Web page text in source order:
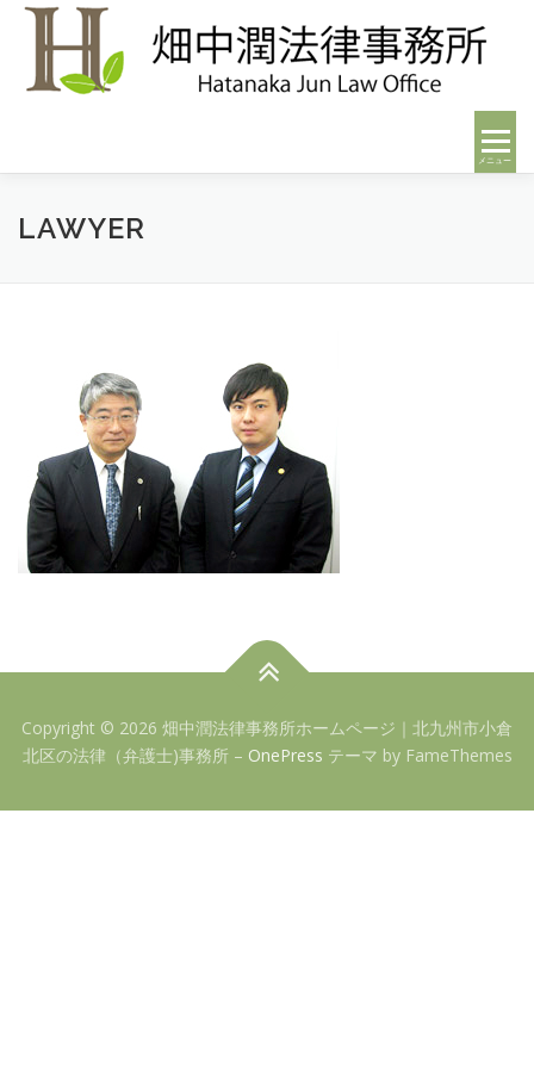
コンテンツへスキップ
メニュー
LAWYER
Copyright © 2026 畑中潤法律事務所ホームページ｜北九州市小倉
北区の法律（弁護士)事務所 – OnePress テーマ by FameThemes